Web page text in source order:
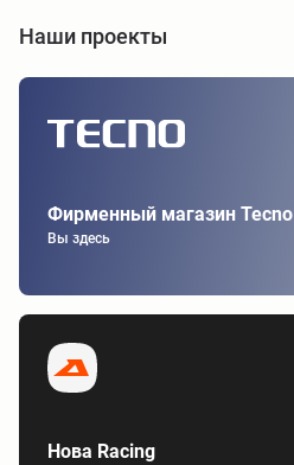
Наши проекты
Фирменный магазин Tecno
Вы здесь
Нова Racing